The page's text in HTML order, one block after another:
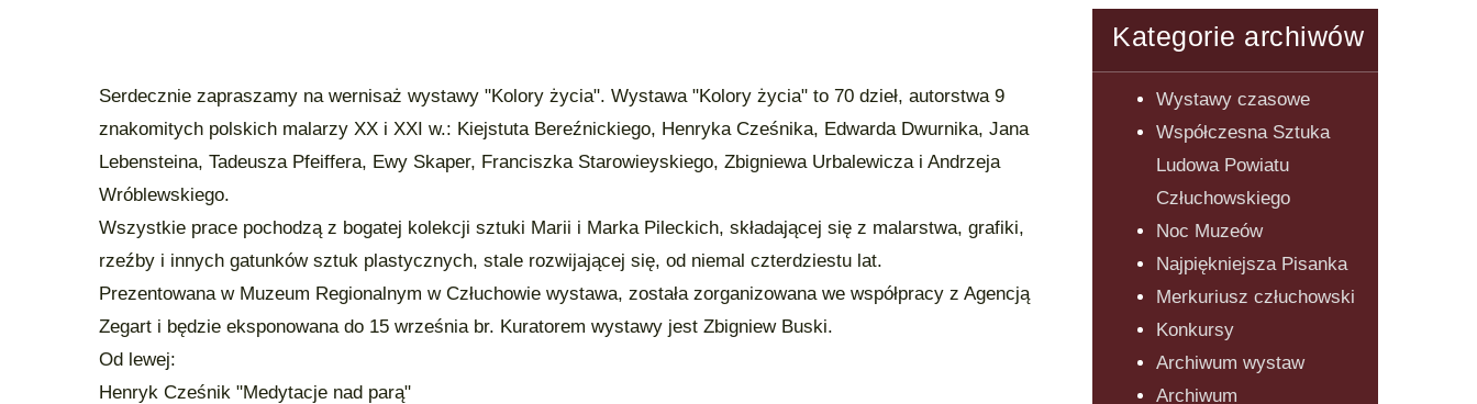
Kategorie archiwów
Wystawy czasowe
Współczesna Sztuka
Ludowa Powiatu
Człuchowskiego
Noc Muzeów
Najpiękniejsza Pisanka
Merkuriusz człuchowski
Konkursy
Archiwum wystaw
Archiwum
Serdecznie zapraszamy na wernisaż wystawy "Kolory życia". Wystawa "Kolory życia" to 70 dzieł, autorstwa 9
znakomitych polskich malarzy XX i XXI w.: Kiejstuta Bereźnickiego, Henryka Cześnika, Edwarda Dwurnika, Jana
Lebensteina, Tadeusza Pfeiffera, Ewy Skaper, Franciszka Starowieyskiego, Zbigniewa Urbalewicza i Andrzeja
Wróblewskiego.
Wszystkie prace pochodzą z bogatej kolekcji sztuki Marii i Marka Pileckich, składającej się z malarstwa, grafiki,
rzeźby i innych gatunków sztuk plastycznych, stale rozwijającej się, od niemal czterdziestu lat.
Prezentowana w Muzeum Regionalnym w Człuchowie wystawa, została zorganizowana we współpracy z Agencją
Zegart i będzie eksponowana do 15 września br. Kuratorem wystawy jest Zbigniew Buski.
Od lewej:
Henryk Cześnik "Medytacje nad parą"